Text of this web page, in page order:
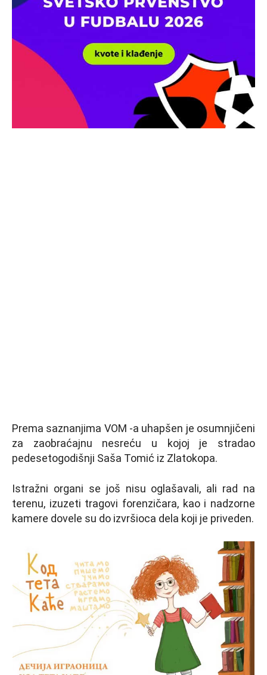
Prema saznanjima VOM -a uhapšen je osumnjičeni
za zaobraćajnu nesreću u kojoj je stradao
pedesetogodišnji Saša Tomić iz Zlatokopa.
Istražni organi se još nisu oglašavali, ali rad na
terenu, izuzeti tragovi forenzičara, kao i nadzorne
kamere dovele su do izvršioca dela koji je priveden.